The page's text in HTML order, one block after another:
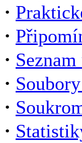
·
·
·
·
·
·